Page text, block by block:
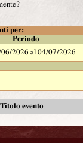
per:
Periodo
06/2026 al 04/07/2026
Titolo evento